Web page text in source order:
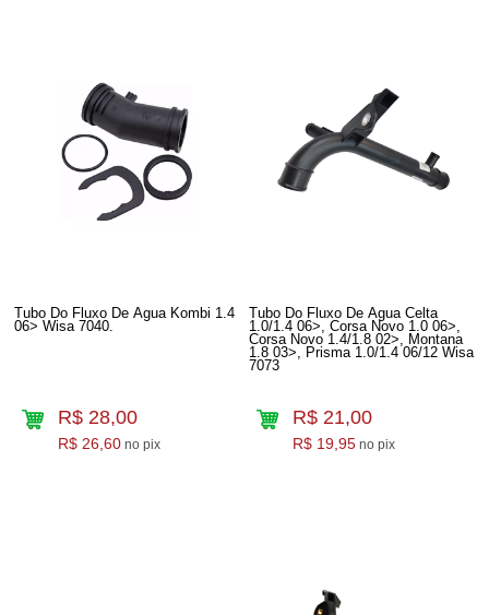
Tubo Do Fluxo De Agua Kombi 1.4
06> Wisa 7040.
R$ 28,00
R$ 26,60 no pix
Tubo Do Fluxo De Agua Celta
1.0/1.4 06>, Corsa Novo 1.0 06>,
Corsa Novo 1.4/1.8 02>, Montana
1.8 03>, Prisma 1.0/1.4 06/12 Wisa
7073
R$ 21,00
R$ 19,95 no pix